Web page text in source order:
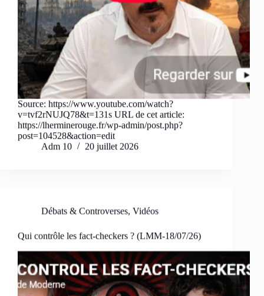
Source: https://www.youtube.com/watch?
v=tvf2rNUJQ78&t=131s URL de cet article:
https://lherminerouge.fr/wp-admin/post.php?
post=104528&action=edit
Adm 10
20 juillet 2026
Débats & Controverses, Vidéos
Qui contrôle les fact-checkers ? (LMM-18/07/26)